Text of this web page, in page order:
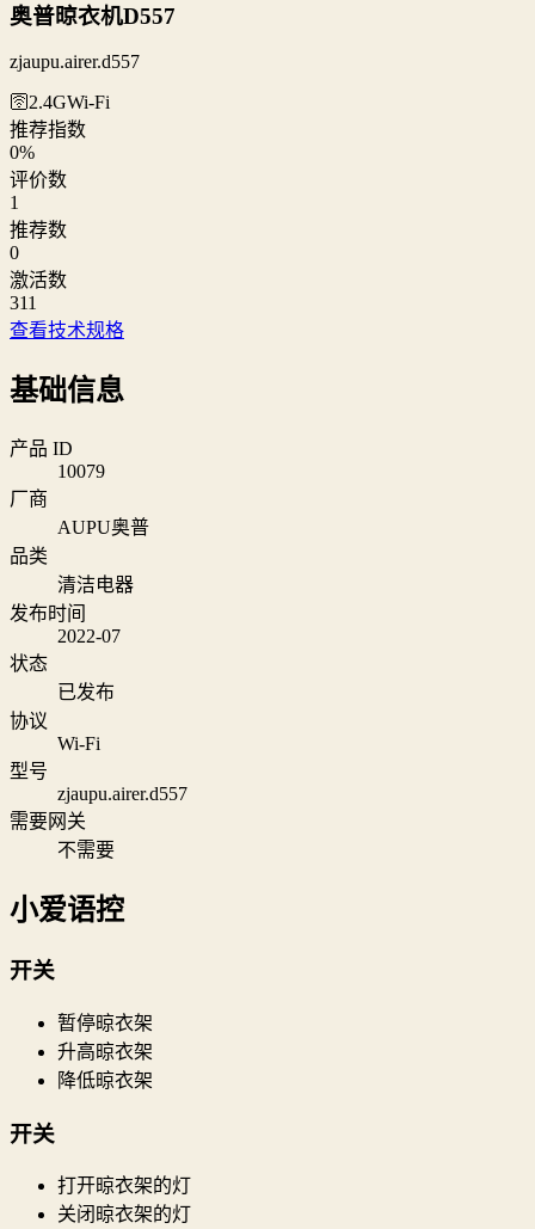
奥普晾衣机D557
zjaupu.airer.d557
🛜2.4GWi‑Fi
推荐指数
0%
评价数
1
推荐数
0
激活数
311
查看技术规格
基础信息
产品 ID
10079
厂商
AUPU奥普
品类
清洁电器
发布时间
2022-07
状态
已发布
协议
Wi‑Fi
型号
zjaupu.airer.d557
需要网关
不需要
小爱语控
开关
暂停晾衣架
升高晾衣架
降低晾衣架
开关
打开晾衣架的灯
关闭晾衣架的灯